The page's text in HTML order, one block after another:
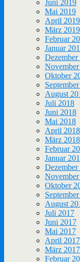
Juni 2019
Mai 2019
April 2019
März 2019
Februar
Januar
Dezember
Oktober
August
Juli 2018
Juni 2018
Mai 2018
April 2018
März 2018
Februar
Januar
Dezember
Oktober
August
Juli 2017
Juni 2017
Mai 2017
April 2017
März 2017
Februar